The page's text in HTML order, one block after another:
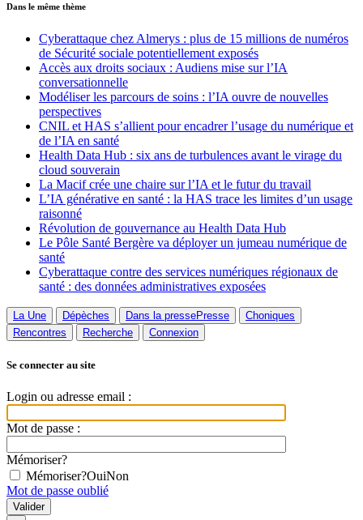
Dans le même thème
Cyberattaque chez Almerys : plus de 15 millions de numéros
de Sécurité sociale potentiellement exposés
Accès aux droits sociaux : Audiens mise sur l’IA
conversationnelle
Modéliser les parcours de soins : l’IA ouvre de nouvelles
perspectives
CNIL et HAS s’allient pour encadrer l’usage du numérique et
de l’IA en santé
Health Data Hub : six ans de turbulences avant le virage du
cloud souverain
La Macif crée une chaire sur l’IA et le futur du travail
L’IA générative en santé : la HAS trace les limites d’un usage
raisonné
Révolution de gouvernance au Health Data Hub
Le Pôle Santé Bergère va déployer un jumeau numérique de
santé
Cyberattaque contre des services numériques régionaux de
santé : des données administratives exposées
La Une Dépèches Dans la pressePresse
Choniques
Rencontres
Recherche Connexion
Se connecter au site
Login ou adresse email :
Mot de passe :
Mémoriser?
Mémoriser?OuiNon
Mot de passe oublié